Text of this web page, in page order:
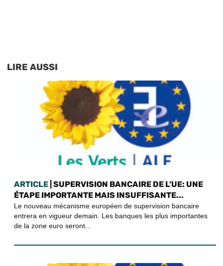
LIRE AUSSI
ARTICLE | SUPERVISION BANCAIRE DE L’UE: UNE
ÉTAPE IMPORTANTE MAIS INSUFFISANTE...
Le nouveau mécanisme européen de supervision bancaire
entrera en vigueur demain. Les banques les plus importantes
de la zone euro seront...